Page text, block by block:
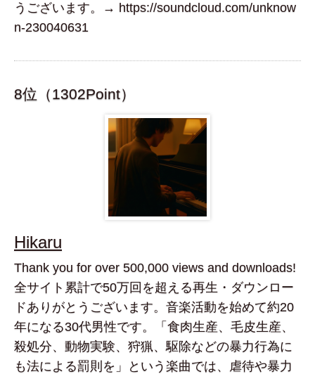
うございます。→ https://soundcloud.com/unknow
n-230040631
8位（1302Point）
Hikaru
Thank you for over 500,000 views and downloads!
全サイト累計で50万回を超える再生・ダウンロー
ドありがとうございます。音楽活動を始めて約20
年になる30代男性です。「食肉生産、毛皮生産、
殺処分、動物実験、狩猟、駆除などの暴力行為に
も法による罰則を」という楽曲では、虐待や暴力